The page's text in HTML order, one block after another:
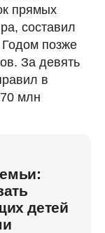
прямых
составил
позже
За девять
в
млн
детей